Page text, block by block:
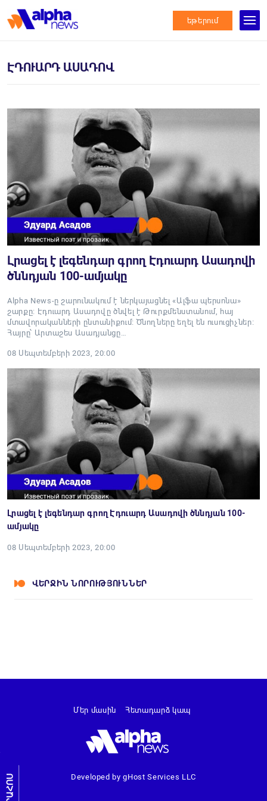
եթերում
ԷԴՈՒԱՐԴ ԱՍԱԴՈՎ
Լրացել է լեգենդար գրող Էդուարդ Ասադովի
ծննդյան 100-ամյակը
Alpha News-ը շարունակում է ներկայացնել «Ալֆա պերսոնա»
շարքը: Էդուարդ Ասադովը ծնվել է Թուրքմենստանում, հայ
մտավորականների ընտանիքում։ Ծնողները եղել են ուսուցիչներ։
Հայրը՝ Արտաշես Ասադյանցը…
08 Սեպտեմբերի 2023, 20:00
Լրացել է լեգենդար գրող Էդուարդ Ասադովի ծննդյան 100-
ամյակը
08 Սեպտեմբերի 2023, 20:00
ՎԵՐՋԻՆ ՆՈՐՈՒԹՅՈՒՆՆԵՐ
ԼՐԱՀՈՍ Developed by gHost Services LLC
Մեր մասին Հետադարձ կապ